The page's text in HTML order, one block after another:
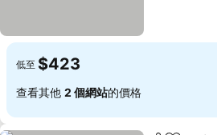
低至 $423
查看其他 2 個網站的價格